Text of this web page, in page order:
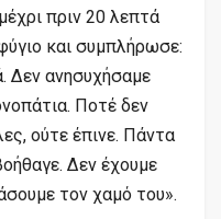
πριν 20 λεπτά
και συμπλήρωσε:
Δεν ανησυχήσαμε
Ποτέ δεν
ούτε έπινε. Πάντα
Δεν έχουμε
τον χαμό του».